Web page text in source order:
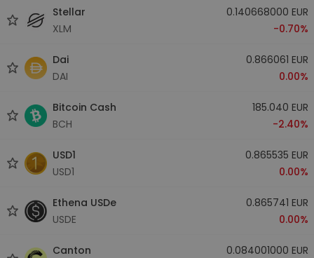
Stellar
XLM
0.140668000 EUR
-0.70%
Dai
DAI
0.866061 EUR
0.00%
Bitcoin Cash
BCH
185.040 EUR
-2.40%
USD1
USD1
0.865535 EUR
0.00%
Ethena USDe
USDE
0.865741 EUR
0.00%
Canton
0.084001000 EUR